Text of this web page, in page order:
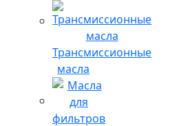
Трансмиссионные
масла